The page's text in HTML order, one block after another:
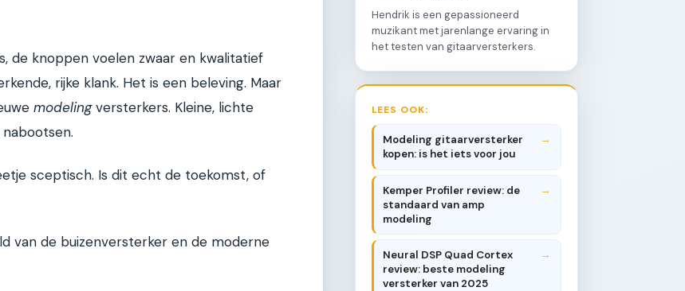
de knoppen voelen zwaar en kwalitatief
rijke klank. Het is een beleving. Maar
modelingversterkers. Kleine, lichte
sceptisch. Is dit echt de toekomst, of
van de buizenversterker en de moderne
Hendrik is een gepassioneerd
muzikant met jarenlange ervaring in
het testen van gitaarversterkers.
LEES OOK:
Modeling gitaarversterker
kopen: is het iets voor jou
Kemper Profiler review: de
standaard van amp
modeling
Neural DSP Quad Cortex
review: beste modeling
versterker van 2025